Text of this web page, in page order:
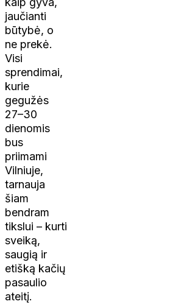
jaučianti
būtybė, o
ne prekė.
Visi
sprendimai,
kurie
gegužės
27–30
dienomis
bus
priimami
Vilniuje,
tarnauja
šiam
bendram
tikslui – kurti
sveiką,
saugią ir
etišką kačių
pasaulio
ateitį.